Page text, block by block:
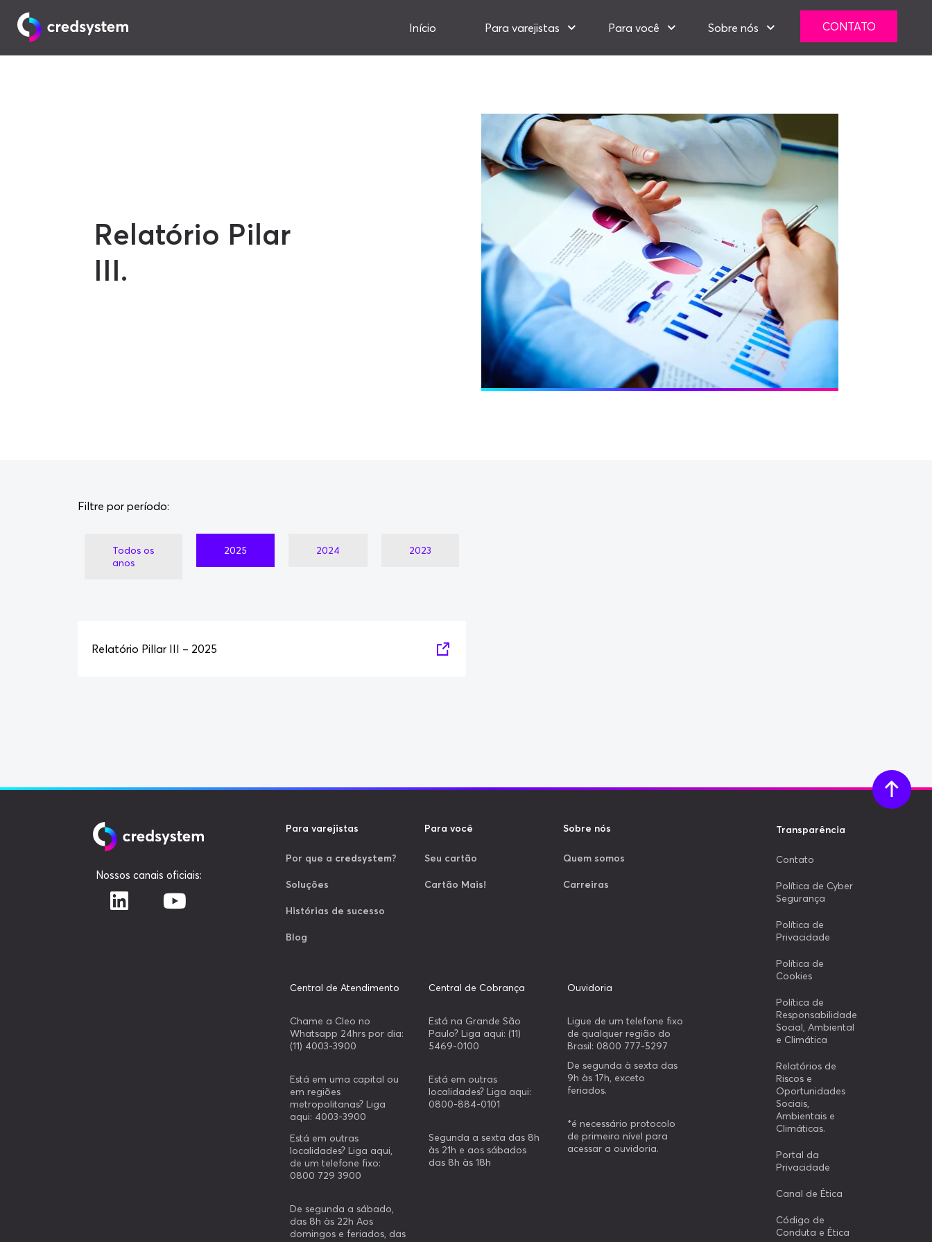
Início Para varejistas Para você Sobre nós CONTATO
Relatório Pilar
III.
Filtre por período:
Todos os
anos
2025 2024 2023
Relatório Pillar III – 2025
Nossos canais oficiais:
Para varejistas
Por que a credsystem?
Soluções
Histórias de sucesso
Blog
Para você
Seu cartão
Cartão Mais!
Sobre nós
Quem somos
Carreiras
Central de Atendimento
Chame a Cleo no
Whatsapp 24hrs por dia:
(11) 4003-3900
Está em uma capital ou
em regiões
metropolitanas? Liga
aqui: 4003-3900
Está em outras
localidades? Liga aqui,
de um telefone fixo:
0800 729 3900
De segunda a sábado,
das 8h às 22h Aos
domingos e feriados, das
Central de Cobrança
Está na Grande São
Paulo? Liga aqui: (11)
5469-0100
Está em outras
localidades? Liga aqui:
0800-884-0101
Segunda a sexta das 8h
às 21h e aos sábados
das 8h às 18h
Ouvidoria
Ligue de um telefone fixo
de qualquer região do
Brasil: 0800 777-5297
De segunda à sexta das
9h às 17h, exceto
feriados.
*é necessário protocolo
de primeiro nível para
acessar a ouvidoria.
Transparência
Contato
Política de Cyber
Segurança
Política de
Privacidade
Política de
Cookies
Política de
Responsabilidade
Social, Ambiental
e Climática
Relatórios de
Riscos e
Oportunidades
Sociais,
Ambientais e
Climáticas.
Portal da
Privacidade
Canal de Ética
Código de
Conduta e Ética